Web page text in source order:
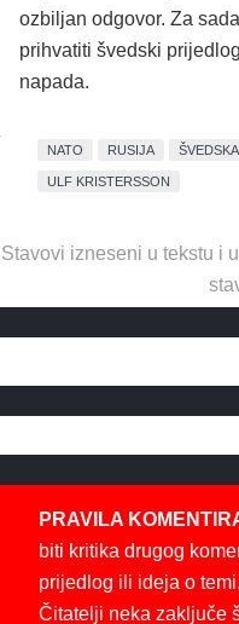
ozbiljan odgovor. Za
prihvatiti švedski
napada.
NATO RUSIJA ŠVEDSKA
ULF KRISTERSSON
Stavovi izneseni u tekstu i
PRAVILA
biti kritika drugog
prijedlog ili ideja o
Čitatelji neka zaključe